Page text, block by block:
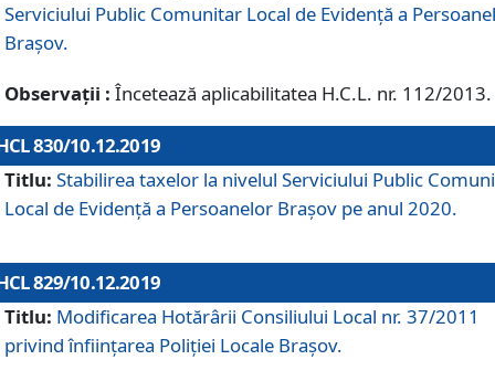
Serviciului Public Comunitar Local de Evidență a
Brașov.
Observații : Încetează aplicabilitatea H.C.L. nr. 112/2013.
830/10.12.2019
Titlu: Stabilirea taxelor la nivelul Serviciului Public
Local de Evidenţă a Persoanelor Braşov pe anul 2020.
829/10.12.2019
Titlu: Modificarea Hotărârii Consiliului Local nr. 37/2011
privind înființarea Poliției Locale Brașov.